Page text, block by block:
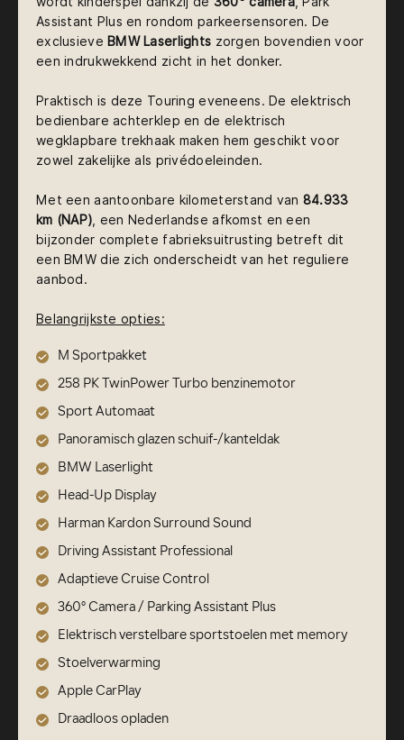
Assistant Plus en rondom parkeersensoren. De
exclusieve BMW Laserlights zorgen bovendien voor
een indrukwekkend zicht in het donker.
Praktisch is deze Touring eveneens. De elektrisch
bedienbare achterklep en de elektrisch
wegklapbare trekhaak maken hem geschikt voor
zowel zakelijke als privédoeleinden.
Met een aantoonbare kilometerstand van 84.933
km (NAP) , een Nederlandse afkomst en een
bijzonder complete fabrieksuitrusting betreft dit
een BMW die zich onderscheidt van het reguliere
aanbod.
Belangrijkste opties:
M Sportpakket
258 PK TwinPower Turbo benzinemotor
Sport Automaat
Panoramisch glazen schuif-/kanteldak
BMW Laserlight
Head-Up Display
Harman Kardon Surround Sound
Driving Assistant Professional
Adaptieve Cruise Control
360° Camera / Parking Assistant Plus
Elektrisch verstelbare sportstoelen met memory
Stoelverwarming
Apple CarPlay
Draadloos opladen